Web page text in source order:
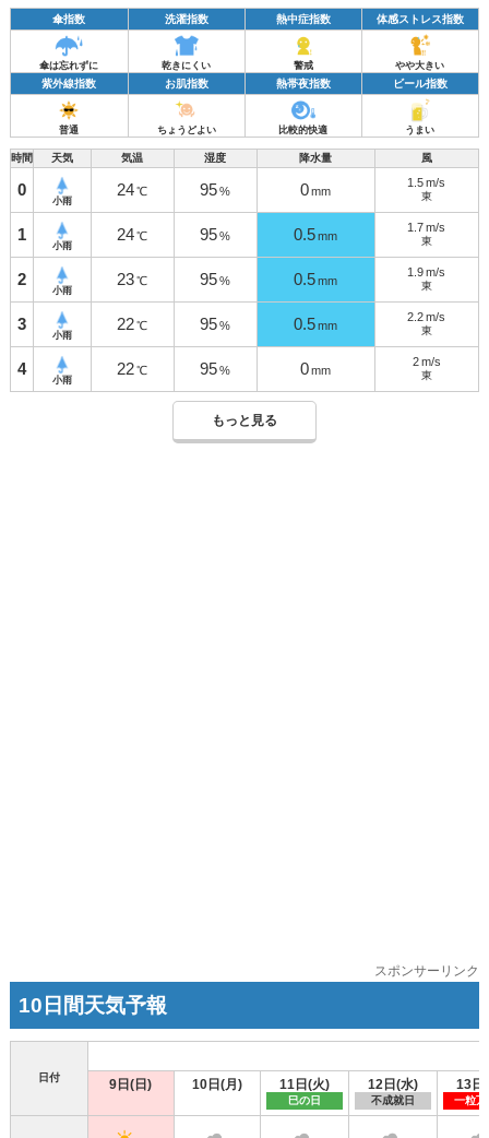
傘指数 洗濯指数 熱中症指数 体感ストレス指数
傘は忘れずに 乾きにくい 警戒 やや大きい
紫外線指数 お肌指数 熱帯夜指数 ビール指数
普通 ちょうどよい 比較的快適 うまい
時間 天気 気温 湿度 降水量 風
0
小雨
24 ℃ 95 % 0 mm
1.5 m/s
東
1
小雨
24 ℃ 95 % 0.5 mm
1.7 m/s
東
2
小雨
23 ℃ 95 % 0.5 mm
1.9 m/s
東
3
小雨
22 ℃ 95 % 0.5 mm
2.2 m/s
東
4
小雨
22 ℃ 95 % 0 mm
2m/s
東
もっと見る
スポンサーリンク
10日間天気予報
日付 9日(日) 10日(月) 11日(火)
巳の日
12日(水)
不成就日
13日
一粒万